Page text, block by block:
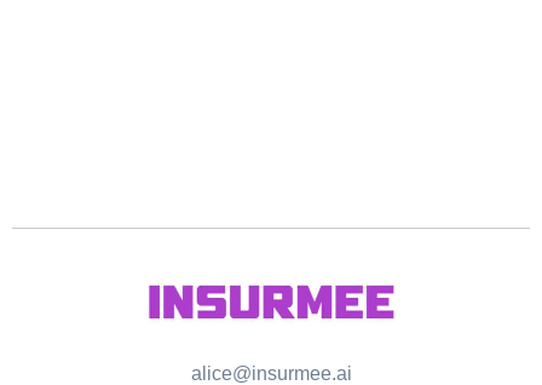
alice@insurmee.ai